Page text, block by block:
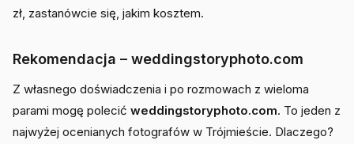
zł, zastanówcie się, jakim kosztem.
Rekomendacja – weddingstoryphoto.com
Z własnego doświadczenia i po rozmowach z wieloma
parami mogę polecić weddingstoryphoto.com. To jeden z
najwyżej ocenianych fotografów w Trójmieście. Dlaczego?